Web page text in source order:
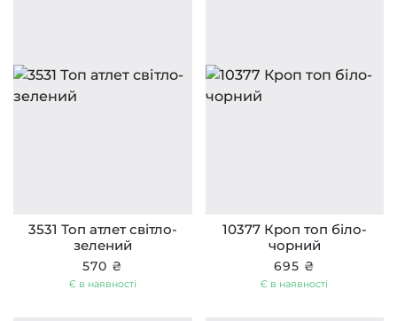
3531 Топ атлет світло-
зелений
570 ₴
Є в наявності
10377 Кроп топ біло-
чорний
695 ₴
Є в наявності